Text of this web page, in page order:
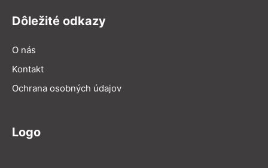
Dôležité odkazy
O nás
Kontakt
Ochrana osobných údajov
Logo